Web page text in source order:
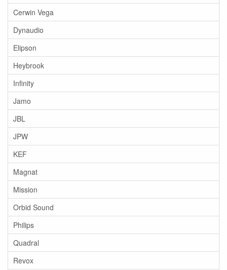
Cerwin Vega
Dynaudio
Elipson
Heybrook
Infinity
Jamo
JBL
JPW
KEF
Magnat
Mission
Orbid Sound
Philips
Quadral
Revox